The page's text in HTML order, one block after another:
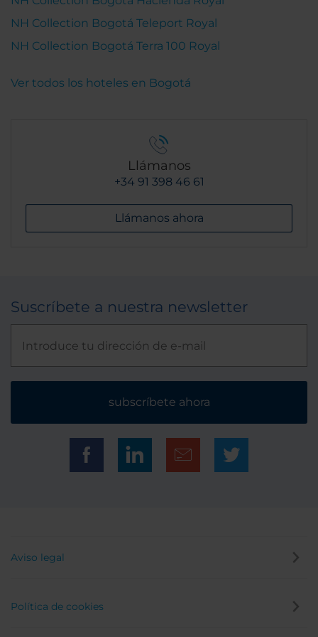
NH Collection Bogotá Teleport Royal
NH Collection Bogotá Terra 100 Royal
Ver todos los hoteles en Bogotá
Llámanos
+34 91 398 46 61
Llámanos ahora
Suscríbete a nuestra newsletter
subscríbete ahora
Aviso legal
Política de cookies